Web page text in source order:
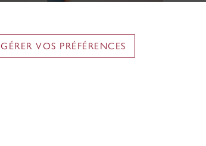
GÉRER VOS PRÉFÉRENCES